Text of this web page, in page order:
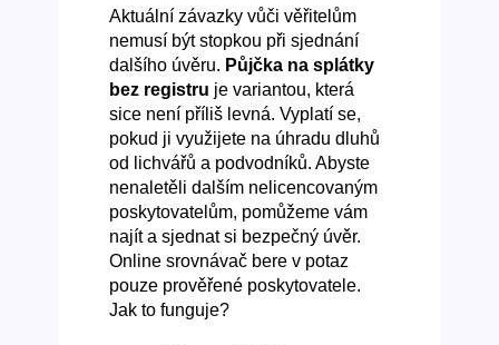
Aktuální závazky vůči věřitelům
nemusí být stopkou při sjednání
dalšího úvěru. Půjčka na splátky
bez registru je variantou, která
sice není příliš levná. Vyplatí se,
pokud ji využijete na úhradu dluhů
od lichvářů a podvodníků. Abyste
nenaletěli dalším nelicencovaným
poskytovatelům, pomůžeme vám
najít a sjednat si bezpečný úvěr.
Online srovnávač bere v potaz
pouze prověřené poskytovatele.
Jak to funguje?